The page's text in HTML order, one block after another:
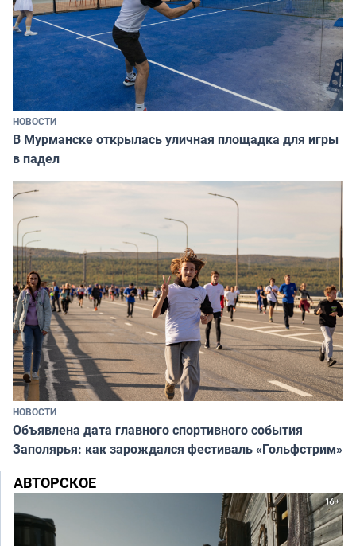
НОВОСТИ
В Мурманске открылась уличная площадка для игры
в падел
НОВОСТИ
Объявлена дата главного спортивного события
Заполярья: как зарождался фестиваль «Гольфстрим»
АВТОРСКОЕ